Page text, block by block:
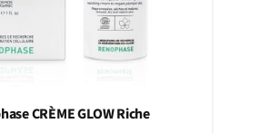
CRÈME GLOW Riche